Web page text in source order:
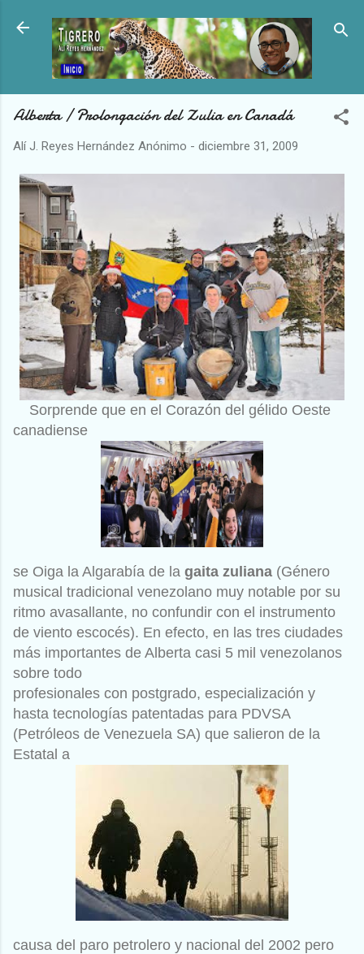
Ir al contenido principal
Alberta / Prolongación del Zulia en Canadá
Alí J. Reyes Hernández Anónimo - diciembre 31, 2009
Sorprende que en el Corazón del gélido Oeste
canadiense
se Oiga la Algarabía de la gaita zuliana (Género
musical tradicional venezolano muy notable por su
ritmo avasallante, no confundir con el instrumento
de viento escocés). En efecto, en las tres ciudades
más importantes de Alberta casi 5 mil venezolanos
sobre todo
profesionales con postgrado, especialización y
hasta tecnologías patentadas para PDVSA
(Petróleos de Venezuela SA) que salieron de la
Estatal a
causa del paro petrolero y nacional del 2002 pero